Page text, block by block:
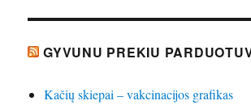
GYVUNU PREKIU
Kačių skiepai – vakcinacijos grafikas